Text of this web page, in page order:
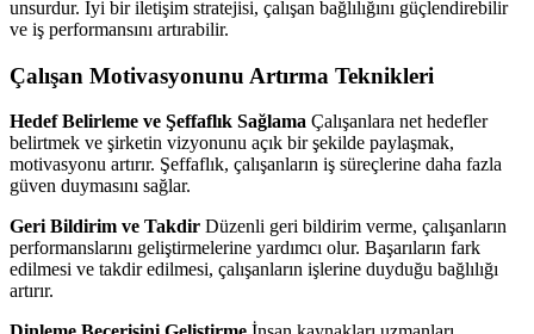
unsurdur. İyi bir iletişim stratejisi, çalışan bağlılığını güçlendirebilir
ve iş performansını artırabilir.
Çalışan Motivasyonunu Artırma Teknikleri
Hedef Belirleme ve Şeffaflık Sağlama Çalışanlara net hedefler
belirtmek ve şirketin vizyonunu açık bir şekilde paylaşmak,
motivasyonu artırır. Şeffaflık, çalışanların iş süreçlerine daha fazla
güven duymasını sağlar.
Geri Bildirim ve Takdir Düzenli geri bildirim verme, çalışanların
performanslarını geliştirmelerine yardımcı olur. Başarıların fark
edilmesi ve takdir edilmesi, çalışanların işlerine duyduğu bağlılığı
artırır.